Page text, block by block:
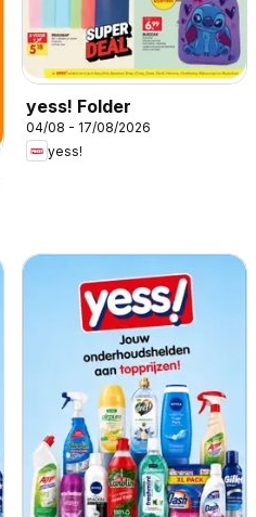
yess! Folder
04/08 - 17/08/2026
yess!